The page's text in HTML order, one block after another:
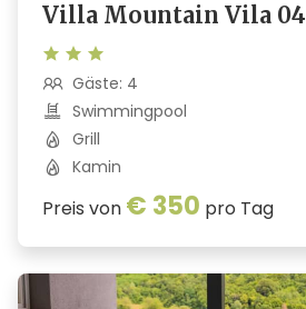
Villa Mountain Vila 04
Gäste: 4
Swimmingpool
Grill
Kamin
Preis von € 350 pro Tag